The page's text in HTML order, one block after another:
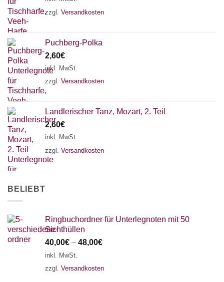
zzgl. Versandkosten
Puchberg-Polka
2,60€
inkl. MwSt.
zzgl. Versandkosten
Landlerischer Tanz, Mozart, 2. Teil
2,60€
inkl. MwSt.
zzgl. Versandkosten
BELIEBT
Ringbuchordner für Unterlegnoten mit 50
Sichthüllen
40,00€ – 48,00€
inkl. MwSt.
zzgl. Versandkosten
Chat Support
18 SAITEN
AKKORDZITHER